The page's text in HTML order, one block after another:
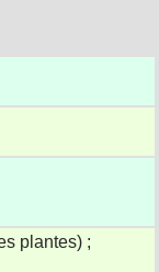
plantes) ;